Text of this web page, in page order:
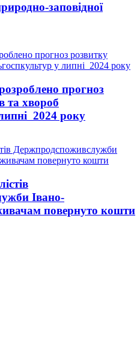
заповідної
прогноз
та хвороб
2024 року
Івано-
повернуто кошти